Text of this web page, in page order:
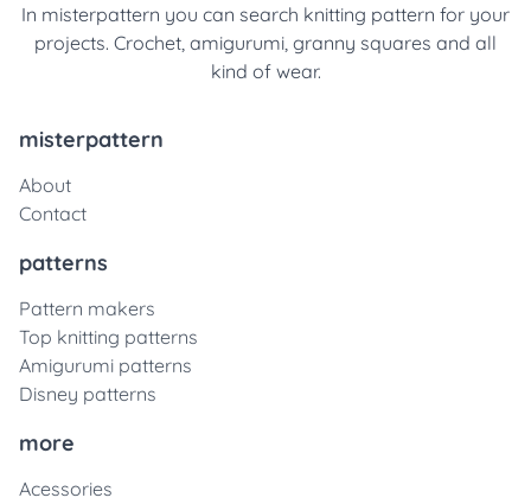
In misterpattern you can search knitting pattern for your
projects. Crochet, amigurumi, granny squares and all
kind of wear.
misterpattern
About
Contact
patterns
Pattern makers
Top knitting patterns
Amigurumi patterns
Disney patterns
more
Acessories